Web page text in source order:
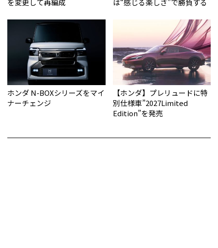
ホンダ N-BOXシリーズをマイ
ナーチェンジ
【ホンダ】プレリュードに特
別仕様車”2027Limited
Edition”を発売